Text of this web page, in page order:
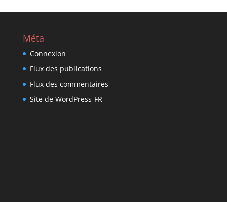
Méta
Connexion
Flux des publications
Flux des commentaires
Site de WordPress-FR